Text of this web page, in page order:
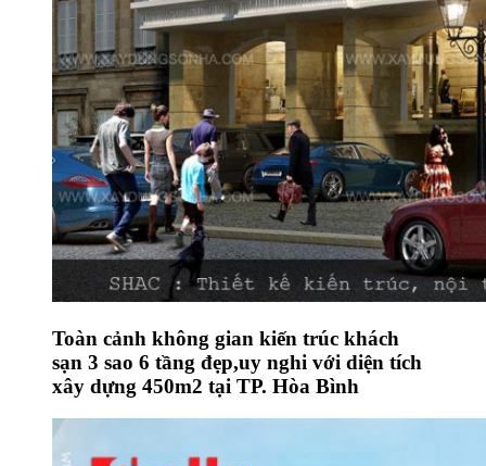
Toàn cảnh không gian kiến trúc khách
sạn 3 sao 6 tầng đẹp,uy nghi với diện tích
xây dựng 450m2 tại TP. Hòa Bình